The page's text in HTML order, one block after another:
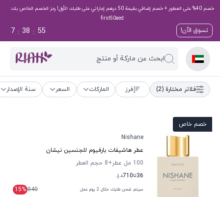
خصم 40% على العطور + خصم إضافي بقيمة 50 درهم إماراتي على طلبك الأول! رمز الخصم الخاص بك:
first50aed
تسوق الآن! 54
:
38
:
7
ابحث عن ماركة أو منتج
فلاتر مختارة (2) فرز الماركات السعر سنة الإصدار
خصم خاص
Nishane
عطر هاشيفات بارفيوم للجنسين نيشان
100 مل عطر
+8
حجم العطر
36تا710د.إ.
سيتم شحن طلبك خلال 2 يوم عمل 840
15%